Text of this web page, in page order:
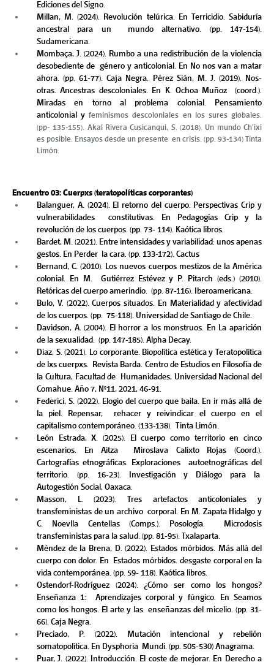
Ediciones del Signo.
Millan, M. (2024). Revolución telúrica. En Terricidio. Sabiduría
ancestral para un  mundo alternativo. (pp. 147-154).
Sudamericana.
Mombaça, J. (2024). Rumbo a una redistribución de la violencia
desobediente de  género y anticolonial. En No nos van a matar
ahora. (pp. 61-77). Caja Negra. Pérez Sián, M. J. (2019). Nos-
otras. Ancestras descoloniales. En K. Ochoa Muñoz  (coord.).
Miradas en torno al problema colonial. Pensamiento
anticolonial y feminismos descoloniales en los sures globales.
(pp- 135-155). Akal Rivera Cusicanqui, S. (2018). Un mundo Ch’ixi
es posible. Ensayos desde un presente en crisis. (pp. 93-134) Tinta
Limón.
Encuentro 03: Cuerpxs (teratopolíticas corporantes)
Balanguer, A. (2024). El retorno del cuerpo. Perspectivas Crip y
vulnerabilidades  constitutivas. En Pedagogías Crip y la
revolución de los cuerpos. (pp. 73- 114). Kaótica libros.
Bardet, M. (2021). Entre intensidades y variabilidad: unos apenas
gestos. En Perder  la cara. (pp. 133-172). Cactus
Bernand, C. (2010). Los nuevos cuerpos mestizos de la América
colonial. En M.  Gutiérrez Estévez y P. Pitarch (eds.) (2010).
Retóricas del cuerpo amerindio.  (pp. 87-116). Iberoamericana.
Bulo, V. (2022). Cuerpos situados. En Materialidad y afectividad
de los cuerpos. (pp.  75-118). Universidad de Santiago de Chile.
Davidson, A. (2004). El horror a los monstruos. En La aparición
de la sexualidad.  (pp. 147-185). Alpha Decay.
Diaz, S. (2021). Lo corporante. Biopolítica estética y Teratopolítica
de lxs cuerpxs.  Revista Barda. Centro de Estudios en Filosofía de
la Cultura, Facultad de  Humanidades, Universidad Nacional del
Comahue. Año 7, N°11, 2021, 46-91.
Federici, S. (2022). Elogio del cuerpo que baila. En ir más allá de
la piel. Repensar,  rehacer y reivindicar el cuerpo en el
capitalismo contemporáneo. (133-138).  Tinta Limón.
León Estrada, X. (2025). El cuerpo como territorio en cinco
escenarios. En Aitza  Miroslava Calixto Rojas (Coord.).
Cartografías etnográficas. Exploraciones  autoetnográficas del
territorio. (pp. 16-23). Investigación y Diálogo para la
Autogestión Social, Oaxaca.
Masson, L. (2023). Tres artefactos anticoloniales y
transfeministas de un archivo  corporal. En M. Zapata Hidalgo y
C. Noevlla Centellas (Comps.). Posología.  Microdosis
transfeministas para la salud. (pp. 81-95). Txalaparta.
Méndez de la Brena, D. (2022). Estados mórbidos. Más allá del
cuerpo con dolor. En  Estados mórbidos. desgaste corporal en la
vida contemporánea. (pp. 59- 118). Kaótica libros.
Ostendorf-Rodríguez (2024). ¿Cómo ser como los hongos?
Enseñanza 1:  Aprendizajes corporal y fúngico. En Seamos
como los hongos. El arte y las  enseñanzas del micelio. (pp. 31-
66). Caja Negra.
Preciado, P. (2022). Mutación intencional y rebelión
somatopolítica. En Dysphoria  Mundi. (pp. 505-530) Anagrama.
Puar, J. (2022). Introducción. El coste de mejorar. En Derecho a